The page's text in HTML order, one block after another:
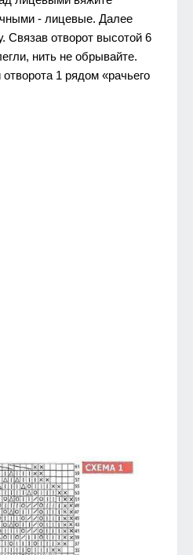
- лицевые. Далее
Связав отворот высотой 6
нить не обрывайте.
1 рядом «рачьего